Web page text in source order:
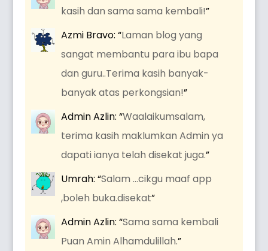
kasih dan sama sama kembali!”
Azmi Bravo: “Laman blog yang
sangat membantu para ibu bapa
dan guru..Terima kasih banyak-
banyak atas perkongsian!”
Admin Azlin: “Waalaikumsalam,
terima kasih maklumkan Admin ya
dapati ianya telah disekat juga.”
Umrah: “Salam …cikgu maaf app
,boleh buka.disekat”
Admin Azlin: “Sama sama kembali
Puan Amin Alhamdulillah.”